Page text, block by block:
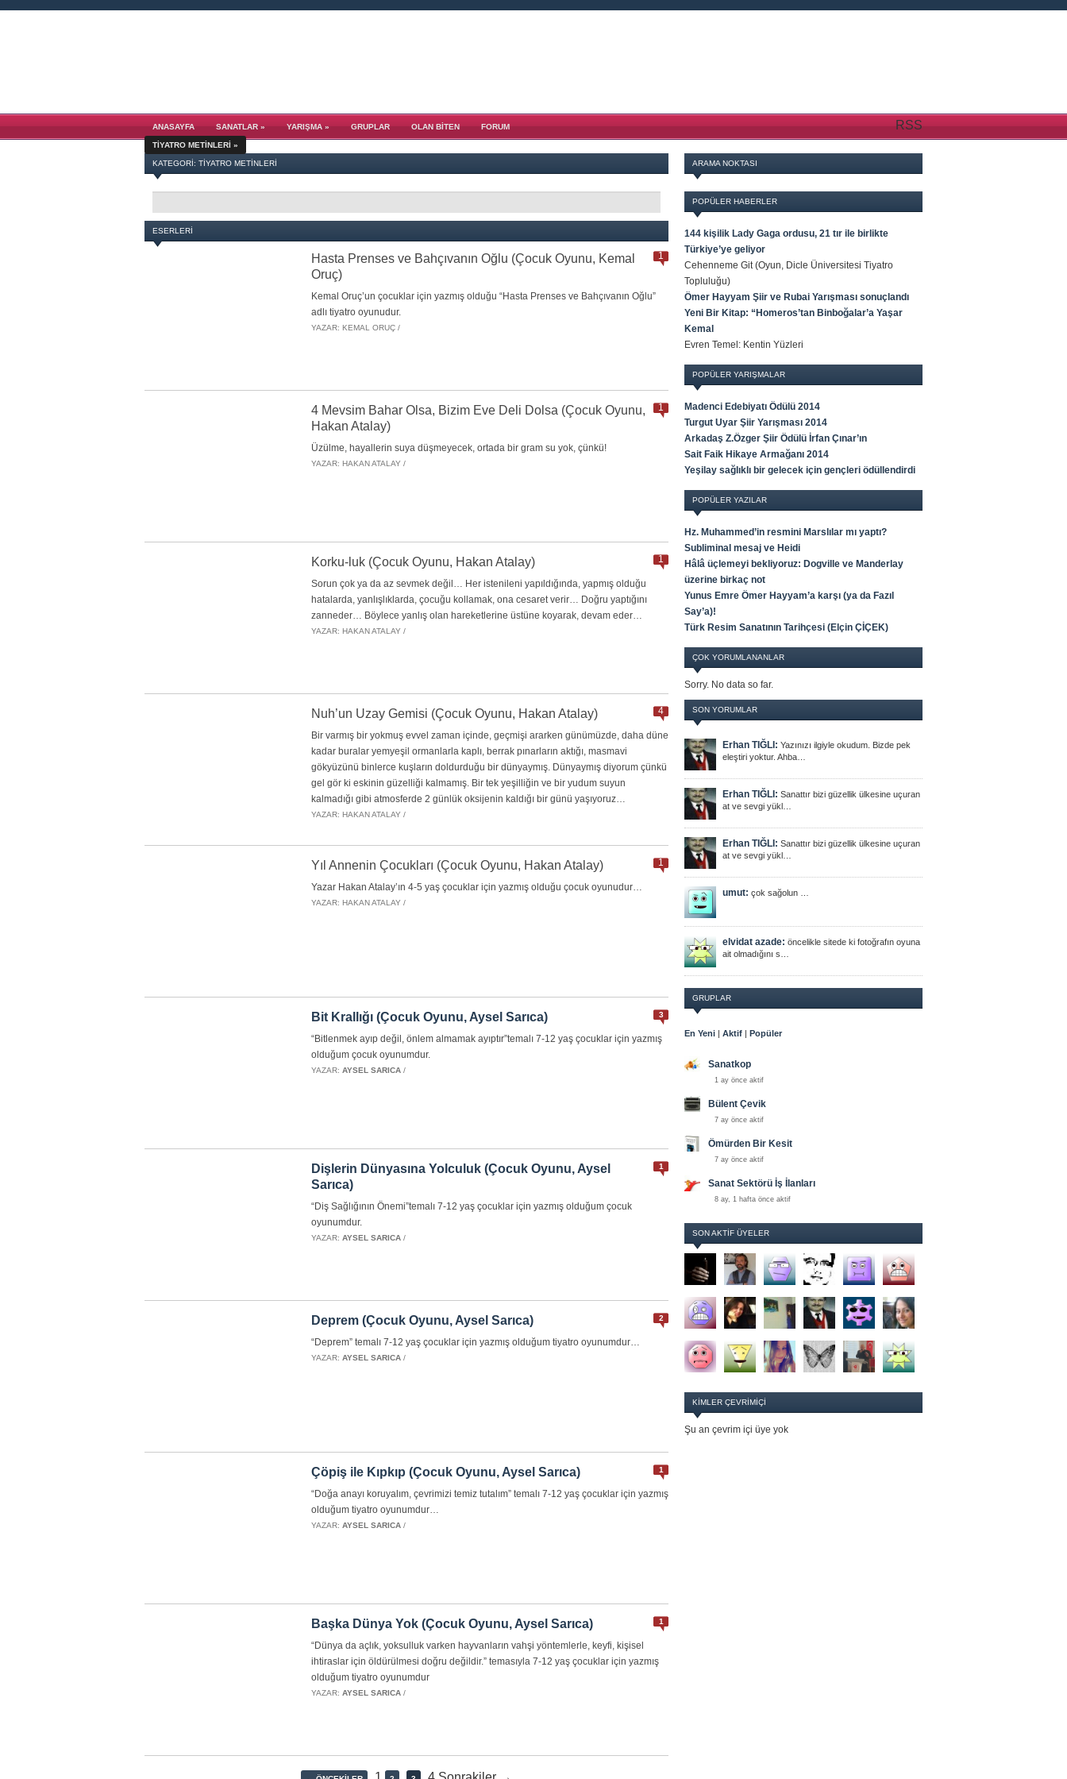
ANASAYFA SANATLAR» YARIŞMA» GRUPLAR OLAN BITEN FORUM
TIYATRO METINLERI »
RSS
KATEGORI: TIYATRO METINLERI
ESERLERI
1
Hasta Prenses ve Bahçıvanın Oğlu (Çocuk Oyunu, Kemal
Oruç)
Kemal Oruç’un çocuklar için yazmış olduğu “Hasta Prenses ve Bahçıvanın Oğlu”
adlı tiyatro oyunudur.
YAZAR: KEMAL ORUÇ /
1
4 Mevsim Bahar Olsa, Bizim Eve Deli Dolsa (Çocuk Oyunu,
Hakan Atalay)
Üzülme, hayallerin suya düşmeyecek, ortada bir gram su yok, çünkü!
YAZAR: HAKAN ATALAY /
1
Korku-luk (Çocuk Oyunu, Hakan Atalay)
Sorun çok ya da az sevmek değil… Her istenileni yapıldığında, yapmış olduğu
hatalarda, yanlışlıklarda, çocuğu kollamak, ona cesaret verir… Doğru yaptığını
zanneder… Böylece yanlış olan hareketlerine üstüne koyarak, devam eder…
YAZAR: HAKAN ATALAY /
4
Nuh’un Uzay Gemisi (Çocuk Oyunu, Hakan Atalay)
Bir varmış bir yokmuş evvel zaman içinde, geçmişi ararken günümüzde, daha düne
kadar buralar yemyeşil ormanlarla kaplı, berrak pınarların aktığı, masmavi
gökyüzünü binlerce kuşların doldurduğu bir dünyaymış. Dünyaymış diyorum çünkü
gel gör ki eskinin güzelliği kalmamış. Bir tek yeşilliğin ve bir yudum suyun
kalmadığı gibi atmosferde 2 günlük oksijenin kaldığı bir günü yaşıyoruz…
YAZAR: HAKAN ATALAY /
1
Yıl Annenin Çocukları (Çocuk Oyunu, Hakan Atalay)
Yazar Hakan Atalay’ın 4-5 yaş çocuklar için yazmış olduğu çocuk oyunudur…
YAZAR: HAKAN ATALAY /
3
Bit Krallığı (Çocuk Oyunu, Aysel Sarıca)
“Bitlenmek ayıp değil, önlem almamak ayıptır”temalı 7-12 yaş çocuklar için yazmış
olduğum çocuk oyunumdur.
YAZAR: AYSEL SARICA /
1
Dişlerin Dünyasına Yolculuk (Çocuk Oyunu, Aysel
Sarıca)
“Diş Sağlığının Önemi”temalı 7-12 yaş çocuklar için yazmış olduğum çocuk
oyunumdur.
YAZAR: AYSEL SARICA /
2
Deprem (Çocuk Oyunu, Aysel Sarıca)
“Deprem” temalı 7-12 yaş çocuklar için yazmış olduğum tiyatro oyunumdur…
YAZAR: AYSEL SARICA /
1
Çöpiş ile Kıpkıp (Çocuk Oyunu, Aysel Sarıca)
“Doğa anayı koruyalım, çevrimizi temiz tutalım” temalı 7-12 yaş çocuklar için yazmış
olduğum tiyatro oyunumdur…
YAZAR: AYSEL SARICA /
1
Başka Dünya Yok (Çocuk Oyunu, Aysel Sarıca)
“Dünya da açlık, yoksulluk varken hayvanların vahşi yöntemlerle, keyfi, kişisel
ihtiraslar için öldürülmesi doğru değildir.” temasıyla 7-12 yaş çocuklar için yazmış
olduğum tiyatro oyunumdur
YAZAR: AYSEL SARICA /
ARAMA NOKTASI
POPÜLER HABERLER
144 kişilik Lady Gaga ordusu, 21 tır ile birlikte
Türkiye’ye geliyor
Cehenneme Git (Oyun, Dicle Üniversitesi Tiyatro
Topluluğu)
Ömer Hayyam Şiir ve Rubai Yarışması sonuçlandı
Yeni Bir Kitap: “Homeros’tan Binboğalar’a Yaşar
Kemal
Evren Temel: Kentin Yüzleri
POPÜLER YARIŞMALAR
Madenci Edebiyatı Ödülü 2014
Turgut Uyar Şiir Yarışması 2014
Arkadaş Z.Özger Şiir Ödülü İrfan Çınar’ın
Sait Faik Hikaye Armağanı 2014
Yeşilay sağlıklı bir gelecek için gençleri ödüllendirdi
POPÜLER YAZILAR
Hz. Muhammed’in resmini Marslılar mı yaptı?
Subliminal mesaj ve Heidi
Hâlâ üçlemeyi bekliyoruz: Dogville ve Manderlay
üzerine birkaç not
Yunus Emre Ömer Hayyam’a karşı (ya da Fazıl
Say’a)!
Türk Resim Sanatının Tarihçesi (Elçin ÇİÇEK)
ÇOK YORUMLANANLAR
Sorry. No data so far.
SON YORUMLAR
Erhan TIĞLI: Yazınızı ilgiyle okudum. Bizde pek
eleştiri yoktur. Ahba…
Erhan TIĞLI: Sanattır bizi güzellik ülkesine uçuran
at ve sevgi yükl…
Erhan TIĞLI: Sanattır bizi güzellik ülkesine uçuran
at ve sevgi yükl…
umut: çok sağolun …
elvidat azade: öncelikle sitede ki fotoğrafın oyuna
ait olmadığını s…
GRUPLAR
En Yeni | Aktif | Popüler
Sanatkop
1 ay önce aktif
Bülent Çevik
7 ay önce aktif
Ömürden Bir Kesit
7 ay önce aktif
Sanat Sektörü İş İlanları
8 ay, 1 hafta önce aktif
SON AKTIF ÜYELER
KIMLER ÇEVRIMIÇI
Şu an çevrim içi üye yok